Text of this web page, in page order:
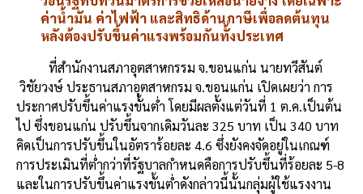
o
o
k
n
k
ค่าน้ำมัน ค่าไฟฟ้า และสิทธิด้านภาษีเพื่อลดต้นทุน
หลังต้องปรับขึ้นค่าแรงพร้อมกันทั้งประเทศ
ที่สำนักงานสภาอุตสาหกรรม จ.ขอนแก่น นายทวีสันต์
วิชัยวงษ์ประธานสภาอุตสาหกรม จ.ขอนแก่น เปิดเผยว่า การ
ประกาศปรับขึ้นค่าแรงขั้นต่ำ โดยมีผลตั้งแต่วันที่ 1 ต.ค.เป็นต้น
ไป ซึ่งขอนแก่น ปรับขึ้นจากเดิมวันละ 325 บาท เป็น 340 บาท
คิดเป็นการปรับขึ้นในอัตราร้อยละ 4.6 ซึ่งยังคงจัดอยู่ในเกณฑ์
การประเมินที่ต่ำกว่าที่รัฐบาลกำหนดคือการปรับขึ้นที่ร้อยละ 5-8
และในการปรับขึ้นค่าแรงขั้นต่ำดังกล่าวนี้นั้นกลุ่มผู้ใช้แรงงาน